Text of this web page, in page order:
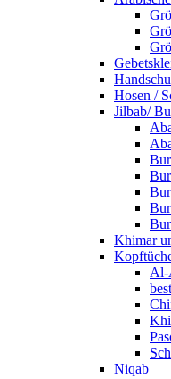
Hosen /
Jilbab/
Khimar
Al-
Niqab